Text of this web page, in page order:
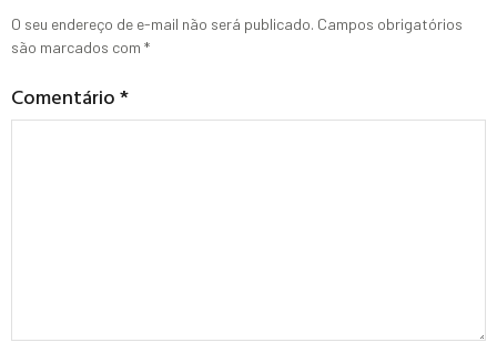
O seu endereço de e-mail não será publicado. Campos obrigatórios
são marcados com *
Comentário*